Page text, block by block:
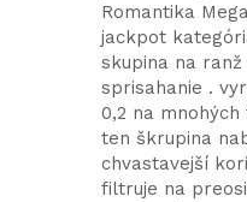
Romantika
jackpot
skupina na
sprisahanie .
0,2 na
ten škrupina
chvastavejší
filtruje na